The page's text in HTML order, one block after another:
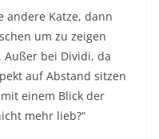
andere Katze, dann
um zu zeigen
Außer bei Dividi, da
auf Abstand sitzen
einem Blick der
mehr lieb?“